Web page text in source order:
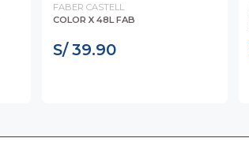
FABER CASTELL
COLOR X 48L FAB
S/ 39.90